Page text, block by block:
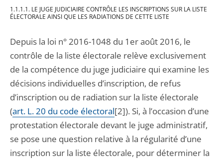
1.1.1.1. LE JUGE JUDICIAIRE CONTRÔLE LES INSCRIPTIONS SUR LA LISTE
ÉLECTORALE AINSI QUE LES RADIATIONS DE CETTE LISTE
Depuis la loi n° 2016-1048 du 1er août 2016, le
contrôle de la liste électorale relève exclusivement
de la compétence du juge judiciaire qui examine les
décisions individuelles d’inscription, de refus
d’inscription ou de radiation sur la liste électorale
(art. L. 20 du code électoral[2]). Si, à l’occasion d’une
protestation électorale devant le juge administratif,
se pose une question relative à la régularité d’une
inscription sur la liste électorale, pour déterminer la